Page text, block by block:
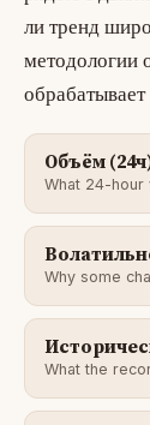
ли тренд
методологии
Объём
What 24-hour
Why some
What the